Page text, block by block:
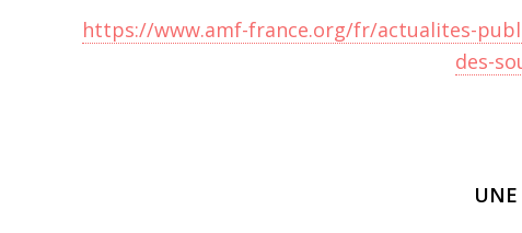
https://www.amf-france.org/fr/actualites-
des-
UNE